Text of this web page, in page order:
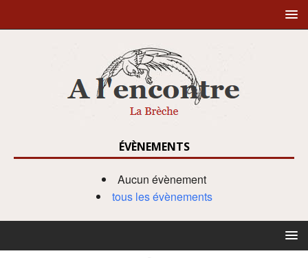
ÉVÈNEMENTS
Aucun évènement
tous les évènements